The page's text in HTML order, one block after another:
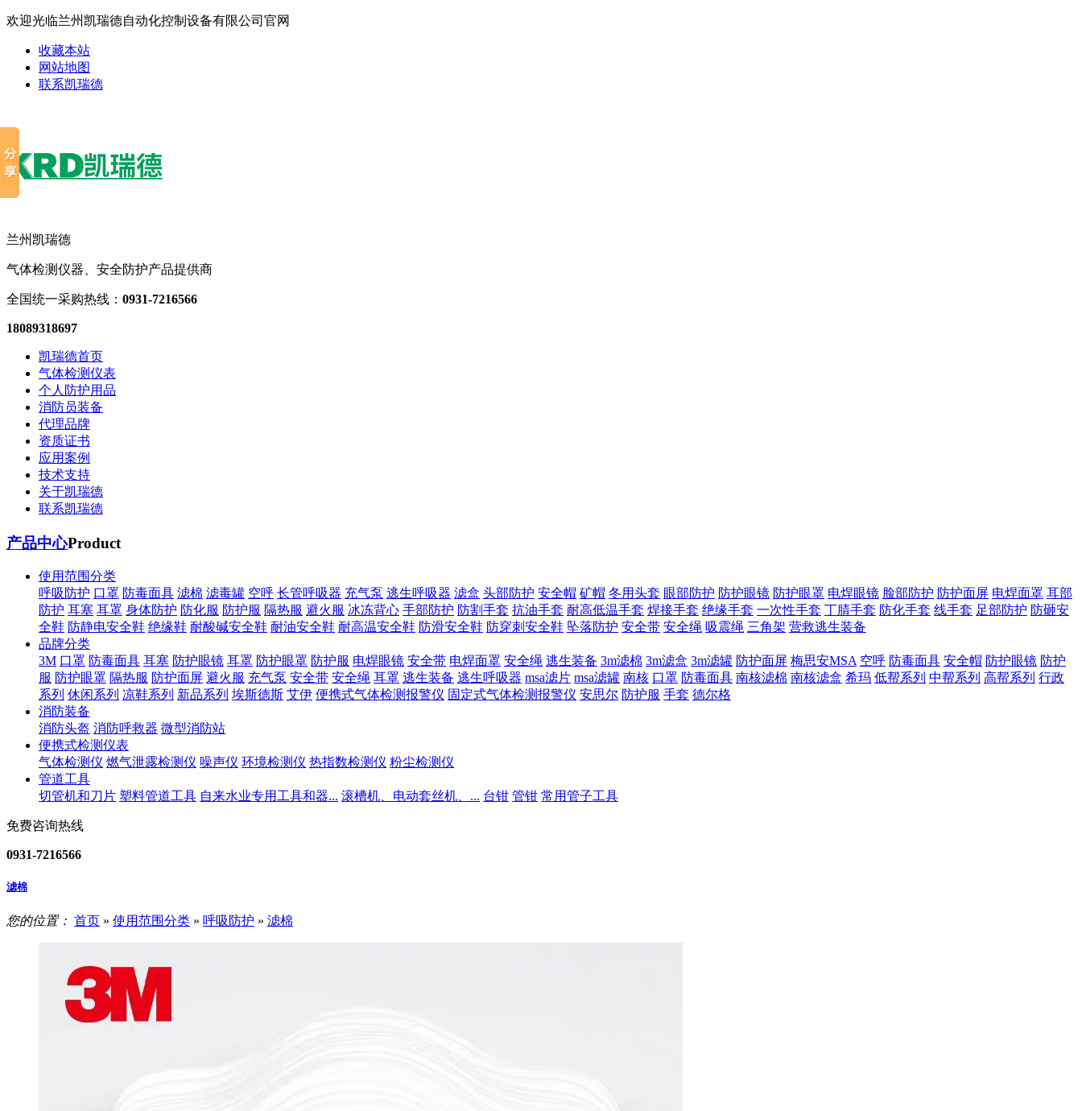
欢迎光临兰州凯瑞德自动化控制设备有限公司官网
收藏本站
网站地图
联系凯瑞德
兰州凯瑞德
气体检测仪器、安全防护产品提供商
全国统一采购热线： 0931-7216566
18089318697
凯瑞德首页
气体检测仪表
个人防护用品
消防员装备
代理品牌
资质证书
应用案例
技术支持
关于凯瑞德
联系凯瑞德
产品中心Product
使用范围分类
呼吸防护 口罩 防毒面具 滤棉 滤毒罐 空呼 长管呼吸器 充气泵 逃生呼吸器 滤盒 头部防护 安全帽 矿帽 冬用头套 眼部防护 防护眼镜 防护眼罩 电焊眼镜 脸部防护 防护面屏 电焊面罩 耳部
防护 耳塞 耳罩 身体防护 防化服 防护服 隔热服 避火服 冰冻背心 手部防护 防割手套 抗油手套 耐高低温手套 焊接手套 绝缘手套 一次性手套 丁腈手套 防化手套 线手套 足部防护 防砸安
全鞋 防静电安全鞋 绝缘鞋 耐酸碱安全鞋 耐油安全鞋 耐高温安全鞋 防滑安全鞋 防穿刺安全鞋 坠落防护 安全带 安全绳 吸震绳 三角架 营救逃生装备
品牌分类
3M 口罩 防毒面具 耳塞 防护眼镜 耳罩 防护眼罩 防护服 电焊眼镜 安全带 电焊面罩 安全绳 逃生装备 3m滤棉 3m滤盒 3m滤罐 防护面屏 梅思安MSA 空呼 防毒面具 安全帽 防护眼镜 防护
服 防护眼罩 隔热服 防护面屏 避火服 充气泵 安全带 安全绳 耳罩 逃生装备 逃生呼吸器 msa滤片 msa滤罐 南核 口罩 防毒面具 南核滤棉 南核滤盒 希玛 低帮系列 中帮系列 高帮系列 行政
系列 休闲系列 凉鞋系列 新品系列 埃斯德斯 艾伊 便携式气体检测报警仪 固定式气体检测报警仪 安思尔 防护服 手套 德尔格
消防装备
消防头盔 消防呼救器 微型消防站
便携式检测仪表
气体检测仪 燃气泄露检测仪 噪声仪 环境检测仪 热指数检测仪 粉尘检测仪
管道工具
切管机和刀片 塑料管道工具 自来水业专用工具和器... 滚槽机、电动套丝机、... 台钳 管钳 常用管子工具
免费咨询热线
0931-7216566
滤棉
您的位置： 首页 » 使用范围分类 » 呼吸防护 » 滤棉